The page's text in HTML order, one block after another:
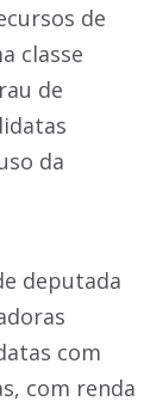
de
classe
de
da
deputada
com
com renda